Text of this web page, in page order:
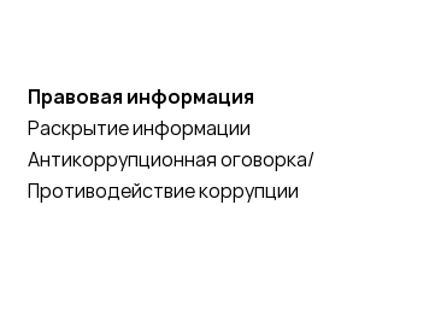
Правовая информация
Раскрытие информации
Антикоррупционная оговорка/
Противодействие коррупции